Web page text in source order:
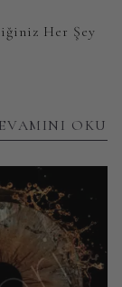
Her Şey
OKU